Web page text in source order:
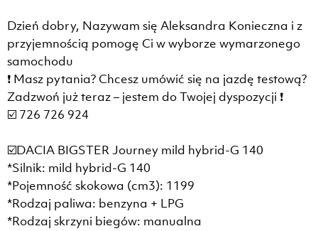
Dzień dobry, Nazywam się Aleksandra Konieczna i z
przyjemnością pomogę Ci w wyborze wymarzonego
samochodu
❗ Masz pytania? Chcesz umówić się na jazdę testową?
Zadzwoń już teraz – jestem do Twojej dyspozycji ❗
☑️ 726 726 924
☑️DACIA BIGSTER Journey mild hybrid-G 140
*Silnik: mild hybrid-G 140
*Pojemność skokowa (cm3): 1199
*Rodzaj paliwa: benzyna + LPG
*Rodzaj skrzyni biegów: manualna